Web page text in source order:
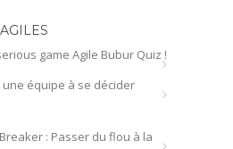
game Agile Bubur Quiz !
une équipe à se décider
: Passer du flou à la